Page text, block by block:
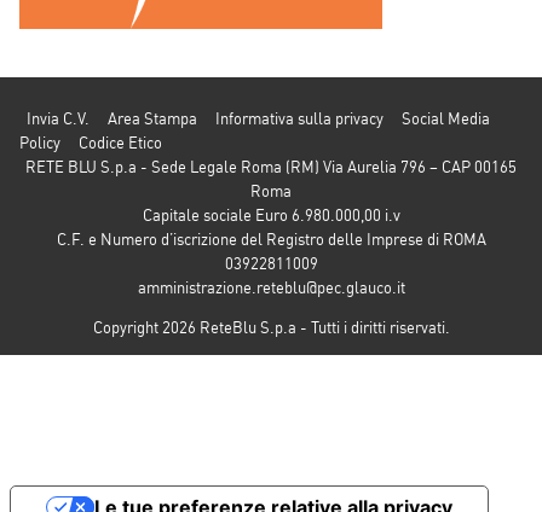
Invia C.V. Area Stampa Informativa sulla privacy
Social Media
Policy
Codice Etico
RETE BLU S.p.a - Sede Legale Roma (RM) Via Aurelia 796 – CAP 00165
Roma
Capitale sociale Euro 6.980.000,00 i.v
C.F. e Numero d’iscrizione del Registro delle Imprese di ROMA
03922811009
amministrazione.reteblu@pec.glauco.it
Copyright 2026 ReteBlu S.p.a - Tutti i diritti riservati.